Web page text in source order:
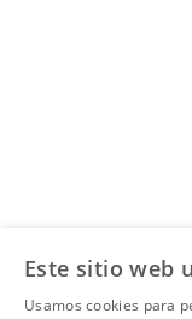
Este sitio web
Usamos cookies para